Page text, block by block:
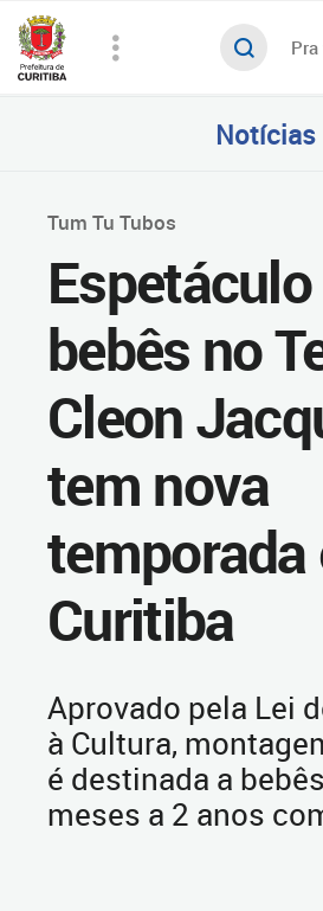
Notícias
Tum Tu Tubos
bebês no
Cleon
tem nova
temporada
Curitiba
Aprovado pela Lei
à Cultura,
é destinada a
meses a 2 anos